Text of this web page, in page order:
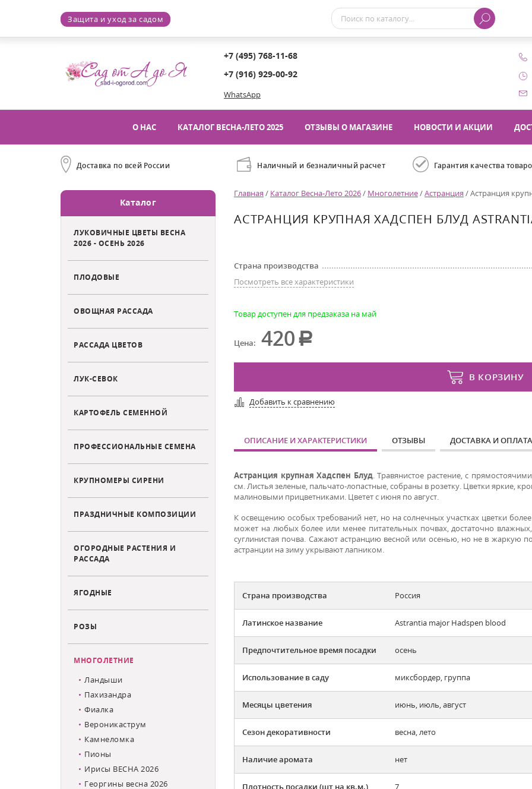
Защита и уход за садом
+7 (495) 768-11-68
+7 (916) 929-00-92
WhatsApp
О НАС КАТАЛОГ ВЕСНА-ЛЕТО 2025 ОТЗЫВЫ О МАГАЗИНЕ НОВОСТИ И АКЦИИ
Доставка по всей России Наличный и безналичный расчет Гарантия качества
Каталог
ЛУКОВИЧНЫЕ ЦВЕТЫ ВЕСНА
2026 - ОСЕНЬ 2026
ПЛОДОВЫЕ
ОВОЩНАЯ РАССАДА
РАССАДА ЦВЕТОВ
ЛУК-СЕВОК
КАРТОФЕЛЬ СЕМЕННОЙ
ПРОФЕССИОНАЛЬНЫЕ СЕМЕНА
КРУПНОМЕРЫ СИРЕНИ
ПРАЗДНИЧНЫЕ КОМПОЗИЦИИ
ОГОРОДНЫЕ РАСТЕНИЯ И
РАССАДА
ЯГОДНЫЕ
РОЗЫ
МНОГОЛЕТНИЕ
Ландыши
Пахизандра
Фиалка
Вероникаструм
Камнеломка
Пионы
Ирисы ВЕСНА 2026
Георгины весна 2026
Главная / Каталог Весна-Лето 2026/ Многолетние/Астранция /Астранция
АСТРАНЦИЯ КРУПНАЯ ХАДСПЕН БЛУД ASTRANTIA
Страна производства
Посмотреть все характеристики
Товар доступен для предзаказа на май
Цена: 420
В КОРЗИНУ
Добавить к сравнению
ОПИСАНИЕ И ХАРАКТЕРИСТИКИ ОТЗЫВЫ ДОСТАВКА И ОПЛАТА
Астранция крупная Хадспен Блуд. Травянистое растение, с
см. Листья зеленые, пальчато-лопастные, собраны в розетку. Цветки яркие,
малиновыми прицветниками. Цветет с июня по август.
К освещению особых требований нет, но на солнечных участках цветки
может на любых более или менее питательных почвах, достаточно
суглинистая почва. Сажают астранцию весной или осенью, но не в жаркую
астранции на зиму укрывают лапником.
Страна производства Россия
Латинское название Astrantia major Hadspen blood
Предпочтительное время посадки осень
Использование в саду миксбордер, группа
Месяцы цветения июнь, июль, август
Сезон декоративности весна, лето
Наличие аромата нет
Плотность посадки (шт на кв.м.) 7